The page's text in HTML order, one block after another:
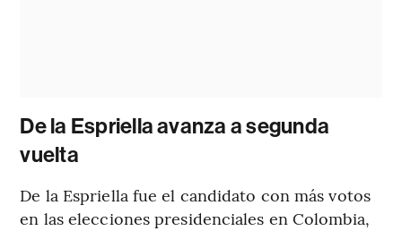
De la Espriella avanza a segunda
vuelta
De la Espriella fue el candidato con más votos
en las elecciones presidenciales en Colombia,